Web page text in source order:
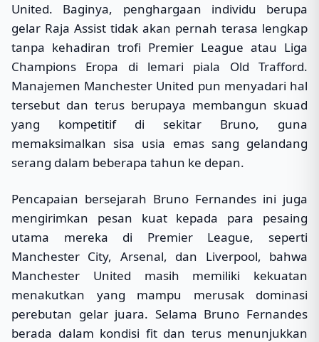
United. Baginya, penghargaan individu berupa
gelar Raja Assist tidak akan pernah terasa lengkap
tanpa kehadiran trofi Premier League atau Liga
Champions Eropa di lemari piala Old Trafford.
Manajemen Manchester United pun menyadari hal
tersebut dan terus berupaya membangun skuad
yang kompetitif di sekitar Bruno, guna
memaksimalkan sisa usia emas sang gelandang
serang dalam beberapa tahun ke depan.
Pencapaian bersejarah Bruno Fernandes ini juga
mengirimkan pesan kuat kepada para pesaing
utama mereka di Premier League, seperti
Manchester City, Arsenal, dan Liverpool, bahwa
Manchester United masih memiliki kekuatan
menakutkan yang mampu merusak dominasi
perebutan gelar juara. Selama Bruno Fernandes
berada dalam kondisi fit dan terus menunjukkan